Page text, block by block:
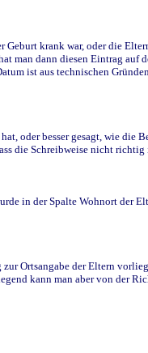
krank war, oder die
man dann diesen Eintrag auf
ist aus technischen
oder besser gesagt, wie die
die Schreibweise nicht
in der Spalte Wohnort der
Ortsangabe der Eltern
kann man aber von der